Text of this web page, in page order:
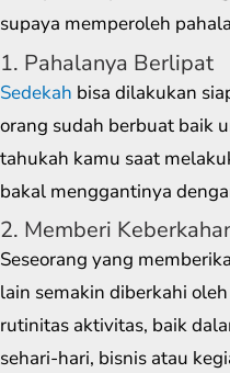
supaya memperoleh
1. Pahalanya Berlipat
Sedekah bisa dilakukan
orang sudah berbuat baik
tahukah kamu saat
bakal menggantinya
2. Memberi
Seseorang yang
lain semakin diberkahi
rutinitas aktivitas, baik
sehari-hari, bisnis atau